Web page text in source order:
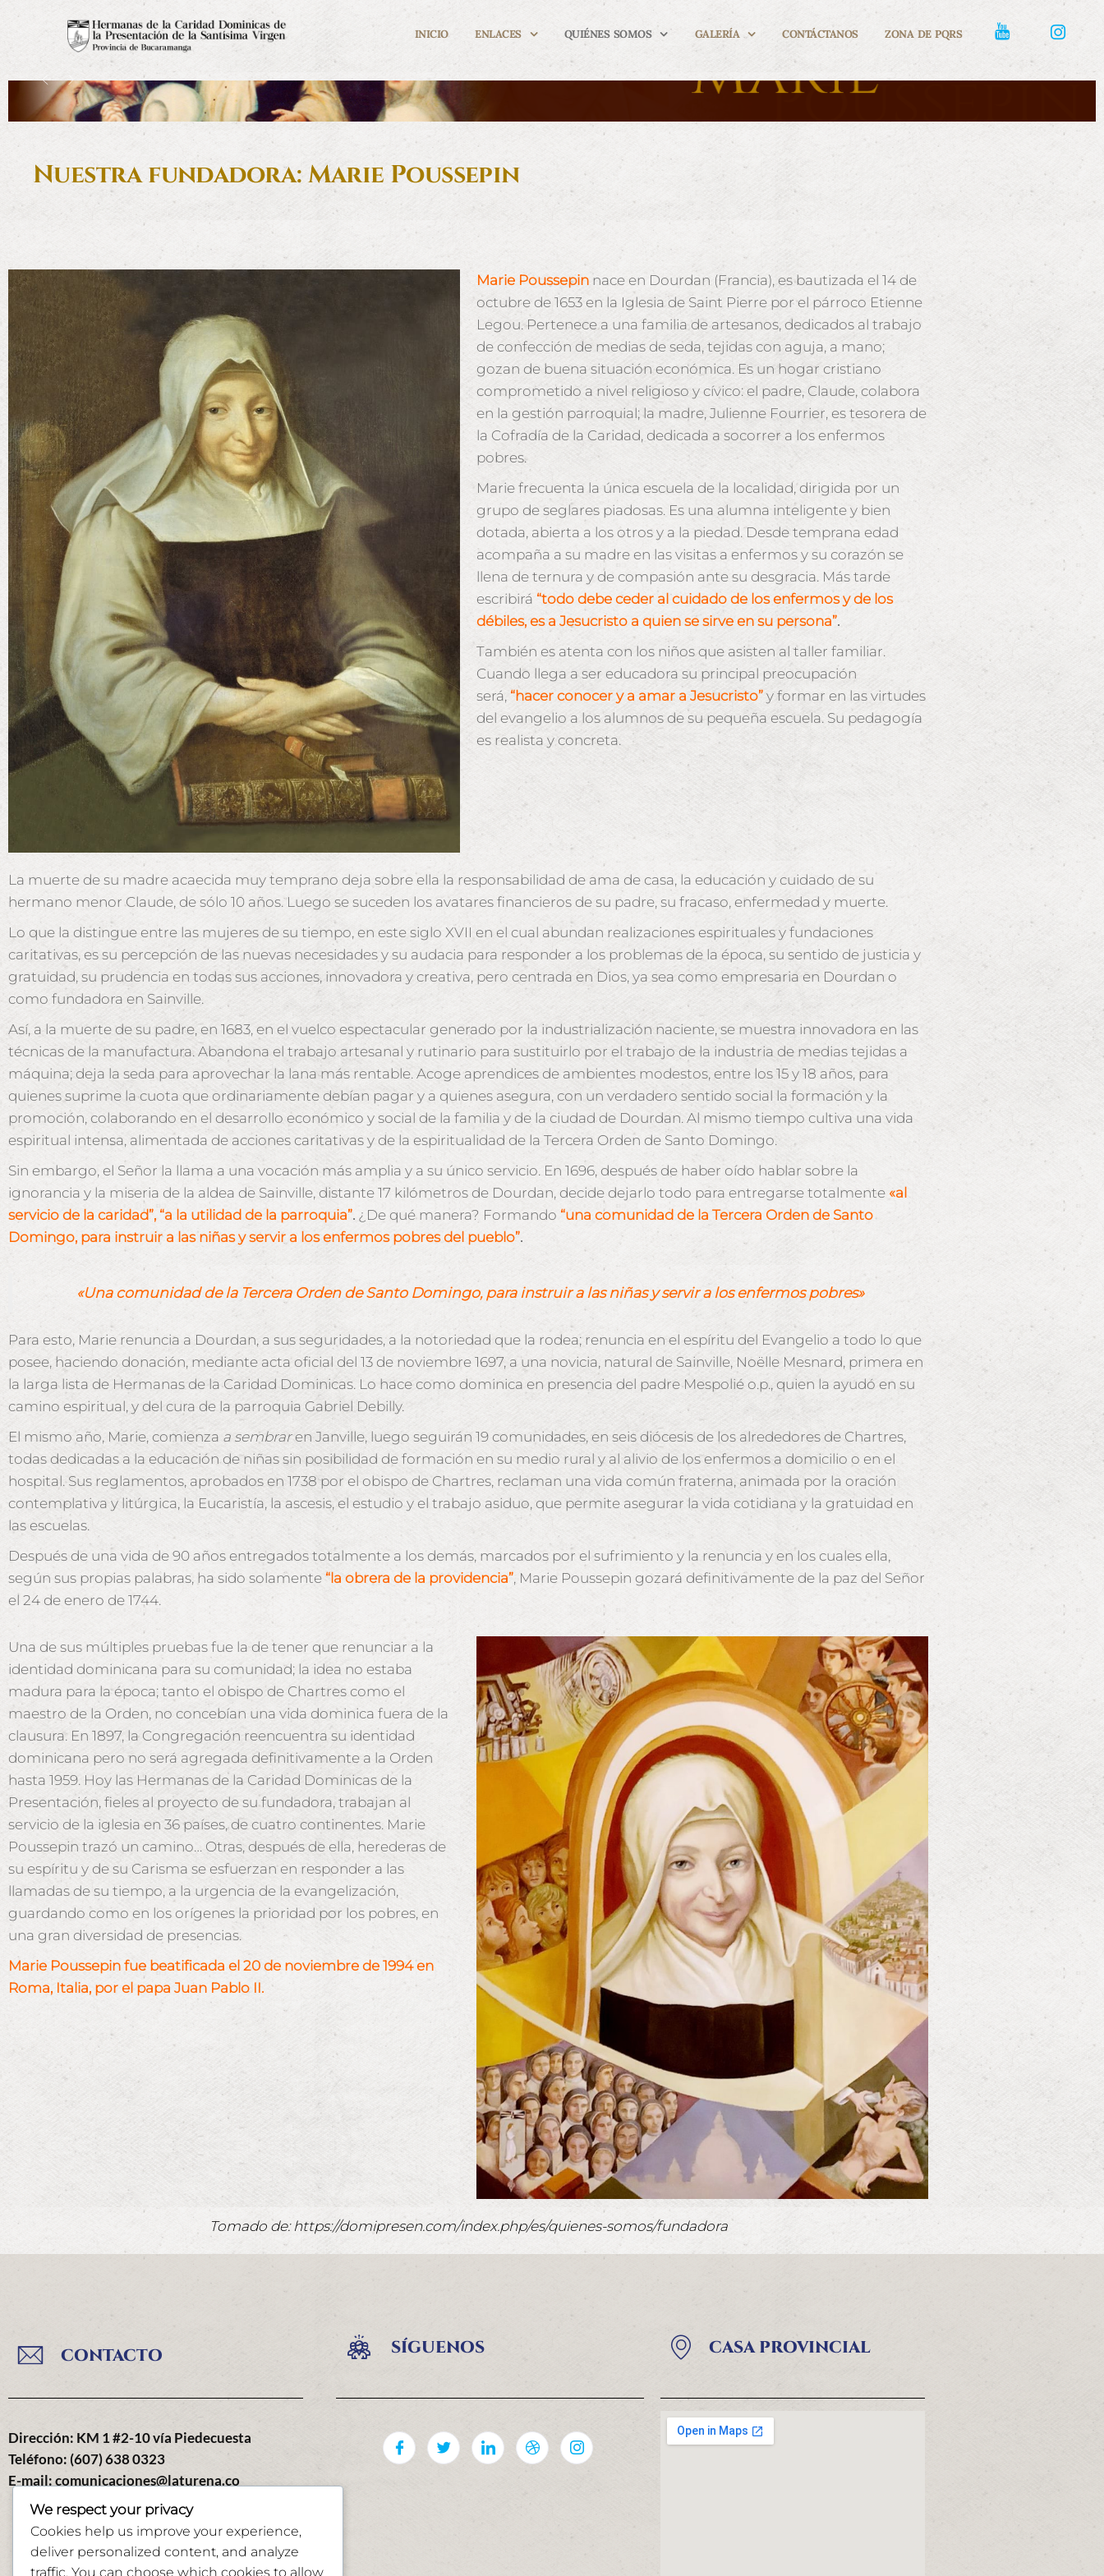
INICIO ENLACES QUIÉNES SOMOS GALERÍA CONTÁCTANOS ZONA DE PQRS
Nuestra fundadora: Marie Poussepin
Marie Poussepin nace en Dourdan (Francia), es bautizada el 14 de
octubre de 1653 en la Iglesia de Saint Pierre por el párroco Etienne
Legou. Pertenece a una familia de artesanos, dedicados al trabajo
de confección de medias de seda, tejidas con aguja, a mano;
gozan de buena situación económica. Es un hogar cristiano
comprometido a nivel religioso y cívico: el padre, Claude, colabora
en la gestión parroquial; la madre, Julienne Fourrier, es tesorera de
la Cofradía de la Caridad, dedicada a socorrer a los enfermos
pobres.
Marie frecuenta la única escuela de la localidad, dirigida por un
grupo de seglares piadosas. Es una alumna inteligente y bien
dotada, abierta a los otros y a la piedad. Desde temprana edad
acompaña a su madre en las visitas a enfermos y su corazón se
llena de ternura y de compasión ante su desgracia. Más tarde
escribirá “todo debe ceder al cuidado de los enfermos y de los
débiles, es a Jesucristo a quien se sirve en su persona”.
También es atenta con los niños que asisten al taller familiar.
Cuando llega a ser educadora su principal preocupación
será, “hacer conocer y a amar a Jesucristo” y formar en las virtudes
del evangelio a los alumnos de su pequeña escuela. Su pedagogía
es realista y concreta.
La muerte de su madre acaecida muy temprano deja sobre ella la responsabilidad de ama de casa, la educación y cuidado de su
hermano menor Claude, de sólo 10 años. Luego se suceden los avatares financieros de su padre, su fracaso, enfermedad y muerte.
Lo que la distingue entre las mujeres de su tiempo, en este siglo XVII en el cual abundan realizaciones espirituales y fundaciones
caritativas, es su percepción de las nuevas necesidades y su audacia para responder a los problemas de la época, su sentido de justicia y
gratuidad, su prudencia en todas sus acciones, innovadora y creativa, pero centrada en Dios, ya sea como empresaria en Dourdan o
como fundadora en Sainville.
Así, a la muerte de su padre, en 1683, en el vuelco espectacular generado por la industrialización naciente, se muestra innovadora en las
técnicas de la manufactura. Abandona el trabajo artesanal y rutinario para sustituirlo por el trabajo de la industria de medias tejidas a
máquina; deja la seda para aprovechar la lana más rentable. Acoge aprendices de ambientes modestos, entre los 15 y 18 años, para
quienes suprime la cuota que ordinariamente debían pagar y a quienes asegura, con un verdadero sentido social la formación y la
promoción, colaborando en el desarrollo económico y social de la familia y de la ciudad de Dourdan. Al mismo tiempo cultiva una vida
espiritual intensa, alimentada de acciones caritativas y de la espiritualidad de la Tercera Orden de Santo Domingo.
Sin embargo, el Señor la llama a una vocación más amplia y a su único servicio. En 1696, después de haber oído hablar sobre la
ignorancia y la miseria de la aldea de Sainville, distante 17 kilómetros de Dourdan, decide dejarlo todo para entregarse totalmente «al
servicio de la caridad”, “a la utilidad de la parroquia”. ¿De qué manera? Formando “una comunidad de la Tercera Orden de Santo
Domingo, para instruir a las niñas y servir a los enfermos pobres del pueblo”.
«Una comunidad de la Tercera Orden de Santo Domingo, para instruir a las niñas y servir a los enfermos pobres»
Para esto, Marie renuncia a Dourdan, a sus seguridades, a la notoriedad que la rodea; renuncia en el espíritu del Evangelio a todo lo que
posee, haciendo donación, mediante acta oficial del 13 de noviembre 1697, a una novicia, natural de Sainville, Noëlle Mesnard, primera en
la larga lista de Hermanas de la Caridad Dominicas. Lo hace como dominica en presencia del padre Mespolié o.p., quien la ayudó en su
camino espiritual, y del cura de la parroquia Gabriel Debilly.
El mismo año, Marie, comienza a sembraren Janville, luego seguirán 19 comunidades, en seis diócesis de los alrededores de Chartres,
todas dedicadas a la educación de niñas sin posibilidad de formación en su medio rural y al alivio de los enfermos a domicilio o en el
hospital. Sus reglamentos, aprobados en 1738 por el obispo de Chartres, reclaman una vida común fraterna, animada por la oración
contemplativa y litúrgica, la Eucaristía, la ascesis, el estudio y el trabajo asiduo, que permite asegurar la vida cotidiana y la gratuidad en
las escuelas.
Después de una vida de 90 años entregados totalmente a los demás, marcados por el sufrimiento y la renuncia y en los cuales ella,
según sus propias palabras, ha sido solamente “la obrera de la providencia”, Marie Poussepin gozará definitivamente de la paz del Señor
el 24 de enero de 1744.
Una de sus múltiples pruebas fue la de tener que renunciar a la
identidad dominicana para su comunidad; la idea no estaba
madura para la época; tanto el obispo de Chartres como el
maestro de la Orden, no concebían una vida dominica fuera de la
clausura. En 1897, la Congregación reencuentra su identidad
dominicana pero no será agregada definitivamente a la Orden
hasta 1959. Hoy las Hermanas de la Caridad Dominicas de la
Presentación, fieles al proyecto de su fundadora, trabajan al
servicio de la iglesia en 36 países, de cuatro continentes. Marie
Poussepin trazó un camino… Otras, después de ella, herederas de
su espíritu y de su Carisma se esfuerzan en responder a las
llamadas de su tiempo, a la urgencia de la evangelización,
guardando como en los orígenes la prioridad por los pobres, en
una gran diversidad de presencias.
Marie Poussepin fue beatificada el 20 de noviembre de 1994 en
Roma, Italia, por el papa Juan Pablo II.
Tomado de: https://domipresen.com/index.php/es/quienes-somos/fundadora
CONTACTO
Dirección: KM 1 #2-10 vía Piedecuesta
Teléfono: (607) 638 0323
E-mail: comunicaciones@laturena.co
SÍGUENOS CASA PROVINCIAL
We respect your privacy
Cookies help us improve your experience,
deliver personalized content, and analyze
traffic. You can choose which cookies to allow